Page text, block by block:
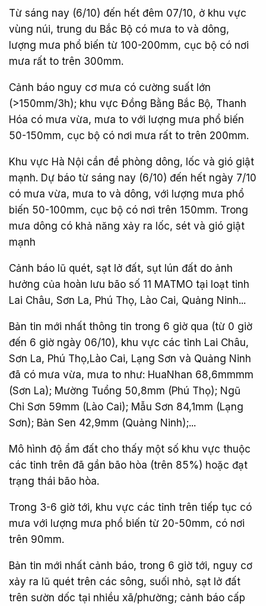
Từ sáng nay (6/10) đến hết đêm 07/10, ở khu vực
vùng núi, trung du Bắc Bộ có mưa to và dông,
lượng mưa phổ biến từ 100-200mm, cục bộ có nơi
mưa rất to trên 300mm.
Cảnh báo nguy cơ mưa có cường suất lớn
(>150mm/3h); khu vực Đồng Bằng Bắc Bộ, Thanh
Hóa có mưa vừa, mưa to với lượng mưa phổ biến
50-150mm, cục bộ có nơi mưa rất to trên 200mm.
Khu vực Hà Nội cần đề phòng dông, lốc và gió giật
mạnh. Dự báo từ sáng nay (6/10) đến hết ngày 7/10
có mưa vừa, mưa to và dông, với lượng mưa phổ
biến 50-100mm, cục bộ có nơi trên 150mm. Trong
mưa dông có khả năng xảy ra lốc, sét và gió giật
mạnh
Cảnh báo lũ quét, sạt lở đất, sụt lún đất do ảnh
hưởng của hoàn lưu bão số 11 MATMO tại loạt tỉnh
Lai Châu, Sơn La, Phú Thọ, Lào Cai, Quảng Ninh...
Bản tin mới nhất thông tin trong 6 giờ qua (từ 0 giờ
đến 6 giờ ngày 06/10), khu vực các tỉnh Lai Châu,
Sơn La, Phú Thọ,Lào Cai, Lạng Sơn và Quảng Ninh
đã có mưa vừa, mưa to như: HuaNhan 68,6mmmm
(Sơn La); Mường Tuổng 50,8mm (Phú Thọ); Ngũ
Chỉ Sơn 59mm (Lào Cai); Mẫu Sơn 84,1mm (Lạng
Sơn); Bản Sen 42,9mm (Quảng Ninh);...
Mô hình độ ẩm đất cho thấy một số khu vực thuộc
các tỉnh trên đã gần bão hòa (trên 85%) hoặc đạt
trạng thái bão hòa.
Trong 3-6 giờ tới, khu vực các tỉnh trên tiếp tục có
mưa với lượng mưa phổ biến từ 20-50mm, có nơi
trên 90mm.
Bản tin mới nhất cảnh báo, trong 6 giờ tới, nguy cơ
xảy ra lũ quét trên các sông, suối nhỏ, sạt lở đất
trên sườn dốc tại nhiều xã/phường; cảnh báo cấp